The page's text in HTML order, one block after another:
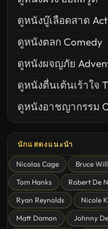
ดูหนังบู๊เลือดสาด
ดูหนังตลก Comedy
ดูหนังผจญภัย
ดูหนังตื่นเต้นเร้าใจ
ดูหนังอาชญากรรม
ดูหนังสยองขวัญ
ดูหนังโรแมนติก
หนังชีวิต
ดูหนังแฟนตาซี
นักแสดงแนะนำ
Nicolas Cage Bruce
Tom Hanks
Robert De
Ryan Reynolds
Nicole
Matt Damon
Johnny